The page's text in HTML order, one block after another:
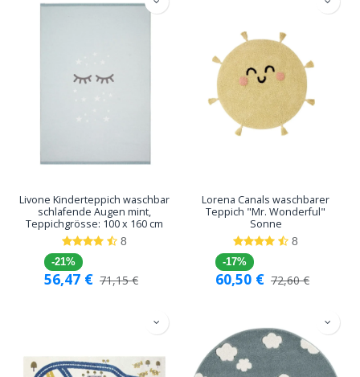
Livone Kinderteppich waschbar
schlafende Augen mint,
Teppichgrösse: 100 x 160 cm
8
-21%
56,47 € 71,15€
Lorena Canals waschbarer
Teppich "Mr. Wonderful"
Sonne
8
-17%
60,50 € 72,60€